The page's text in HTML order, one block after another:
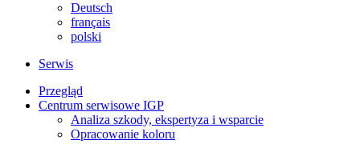
Deutsch
français
polski
Serwis
Przegląd
Centrum serwisowe IGP
Analiza szkody, ekspertyza i wsparcie
Opracowanie koloru